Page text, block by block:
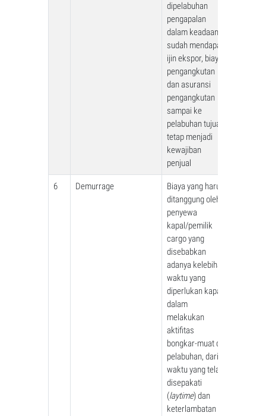
dipelabuhan
pengapalan
dalam keadaan
sudah mendapat
ijin ekspor, biaya
pengangkutan
dan asuransi
pengangkutan
sampai ke
pelabuhan tujuan
tetap menjadi
kewajiban
penjual
6 Demurrage
Biaya yang harus
ditanggung oleh
penyewa
kapal/pemilik
cargo yang
disebabkan
adanya kelebihan
waktu yang
diperlukan kapal
dalam
melakukan
aktifitas
bongkar-muat di
pelabuhan, dari
waktu yang telah
disepakati
(laytime) dan
keterlambatan